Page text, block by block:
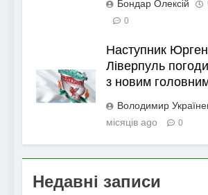
Бондар Олексій
0
Наступник
Ліверпуль
з новим
Володимир
місяців ago
0
Недавні записи